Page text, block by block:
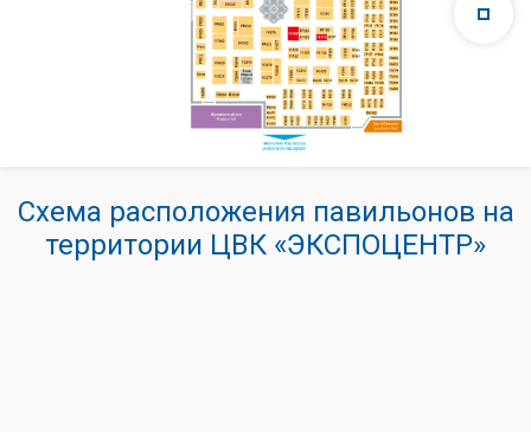
Схема расположения павильонов на
территории ЦВК «ЭКСПОЦЕНТР»